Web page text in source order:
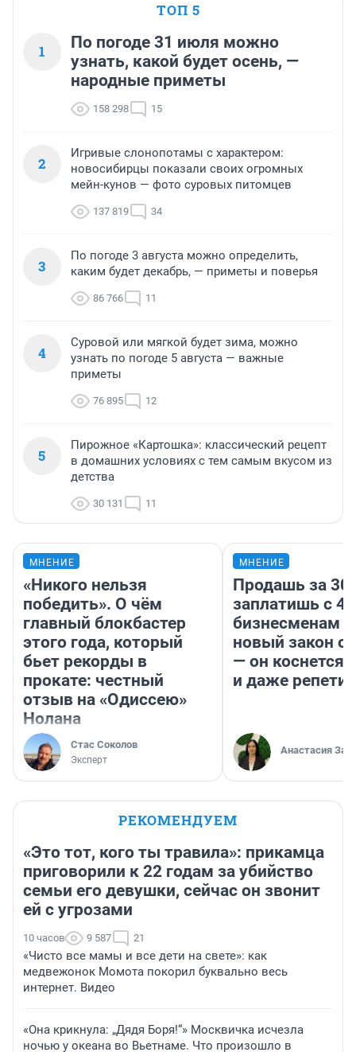
ТОП 5
1
По погоде 31 июля можно
узнать, какой будет осень, —
народные приметы
158 298 15
2
Игривые слонопотамы с характером:
новосибирцы показали своих огромных
мейн-кунов — фото суровых питомцев
137 819 34
3
По погоде 3 августа можно определить,
каким будет декабрь, — приметы и поверья
86 766 11
4
Суровой или мягкой будет зима, можно
узнать по погоде 5 августа — важные
приметы
76 895 12
5
Пирожное «Картошка»: классический рецепт
в домашних условиях с тем самым вкусом из
детства
30 131 11
МНЕНИЕ
«Никого нельзя
победить». О чём
главный блокбастер
этого года, который
бьет рекорды в
прокате: честный
отзыв на «Одиссею»
Нолана
Стас Соколов
Эксперт
МНЕНИЕ
Продашь за
заплатишь с
бизнесменам
новый закон о
— он коснется
и даже
Анастасия
РЕКОМЕНДУЕМ
«Это тот, кого ты травила»: прикамца
приговорили к 22 годам за убийство
семьи его девушки, сейчас он звонит
ей с угрозами
10 часов 9 587 21
«Чисто все мамы и все дети на свете»: как
медвежонок Момота покорил буквально весь
интернет. Видео
«Она крикнула: „Дядя Боря!“» Москвичка исчезла
ночью у океана во Вьетнаме. Что произошло в